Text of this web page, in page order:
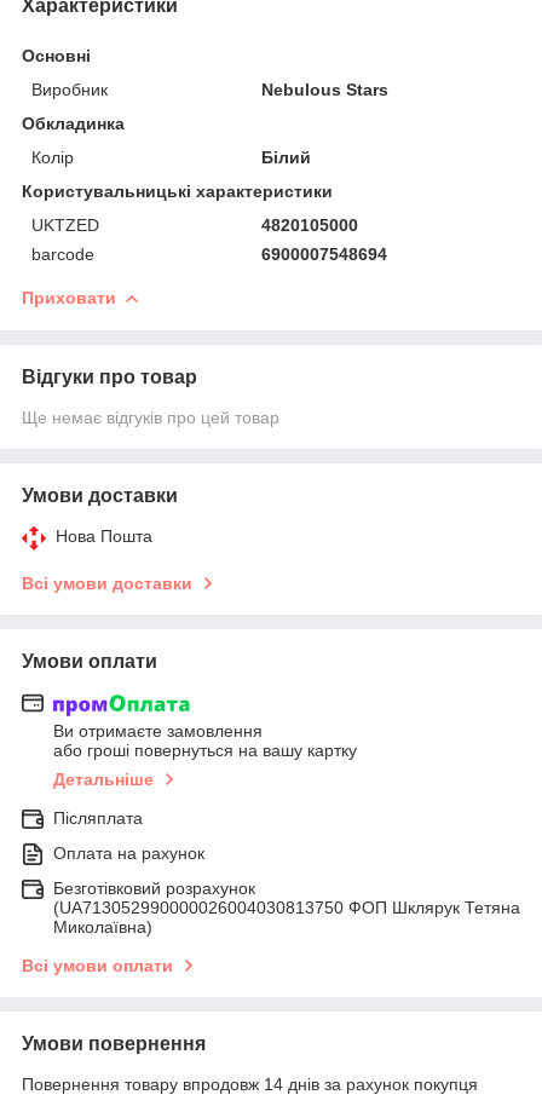
Характеристики
Основні
Виробник
Nebulous Stars
Обкладинка
Колір
Білий
Користувальницькі характеристики
UKTZED
4820105000
barcode
6900007548694
Приховати
Відгуки про товар
Ще немає відгуків про цей товар
Умови доставки
Нова Пошта
Всі умови доставки
Умови оплати
Ви отримаєте замовлення
або гроші повернуться на вашу картку
Детальніше
Післяплата
Оплата на рахунок
Безготівковий розрахунок
(UA713052990000026004030813750 ФОП Шклярук Тетяна
Миколаївна)
Всі умови оплати
Умови повернення
Повернення товару впродовж 14 днів за рахунок покупця